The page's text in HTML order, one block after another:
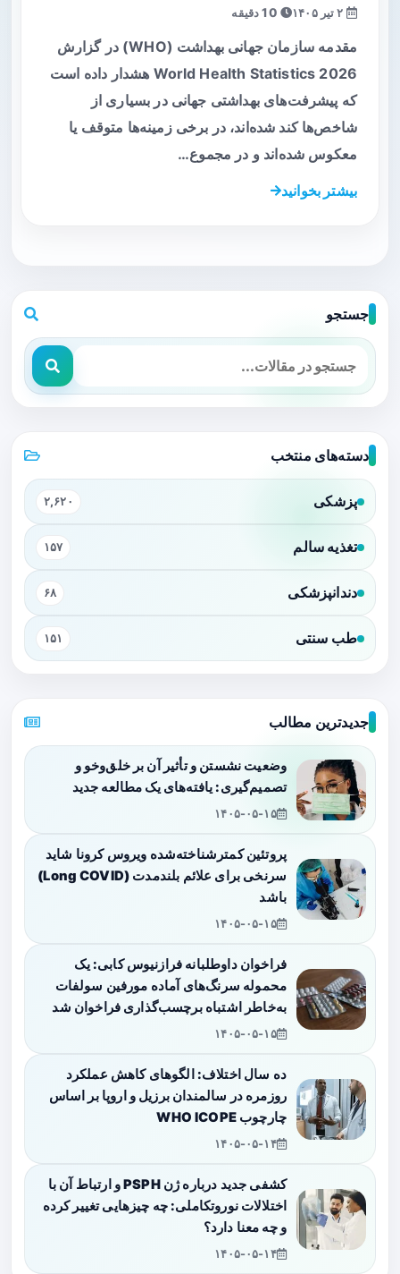
مقدمه سازمان جهانی بهداشت (WHO) در گزارش
World Health Statistics 2026 هشدار داده است
که پیشرفت‌های بهداشتی جهانی در بسیاری از
شاخص‌ها کند شده‌اند، در برخی زمینه‌ها متوقف یا
معکوس شده‌اند و در مجموع…
بیشتر بخوانید
جستجو
دسته‌های منتخب
پزشکی ۲,۶۲۰
تغذیه سالم ۱۵۷
دندانپزشکی ۶۸
طب سنتی ۱۵۱
جدیدترین مطالب
وضعیت نشستن و تأثیر آن بر خلق‌وخو و
تصمیم‌گیری: یافته‌های یک مطالعه جدید
۱۴۰۵-۰۵-۱۵
پروتئین کمترشناخته‌شده ویروس کرونا شاید
سرنخی برای علائم بلندمدت (Long COVID)
باشد
۱۴۰۵-۰۵-۱۵
فراخوان داوطلبانه فرازنیوس کابی: یک
محموله سرنگ‌های آماده مورفین سولفات
به‌خاطر اشتباه برچسب‌گذاری فراخوان شد
۱۴۰۵-۰۵-۱۵
ده سال اختلاف: الگوهای کاهش عملکرد
روزمره در سالمندان برزیل و اروپا بر اساس
چارچوب WHO ICOPE
۱۴۰۵-۰۵-۱۴
کشفی جدید درباره ژن PSPH و ارتباط آن با
اختلالات نوروتکاملی: چه چیزهایی تغییر کرده
و چه معنا دارد؟
۱۴۰۵-۰۵-۱۴